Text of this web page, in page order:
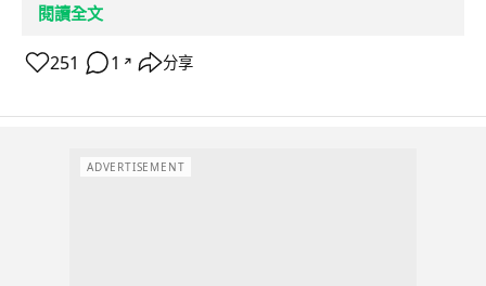
閱讀全文
251 1 ↗ 分享
ADVERTISEMENT